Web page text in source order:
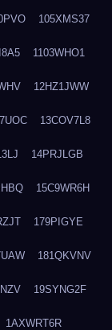
105XMS37
1103WHO1
12HZ1JWW
13COV7L8
14PRJLGB
15C9WR6H
179PIGYE
181QKVNV
19SYNG2F
1AXWRT6R